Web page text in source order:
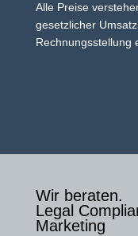
Alle Preise
gesetzlicher
Rechnungsstellung
Wir beraten.
Legal
Marketing